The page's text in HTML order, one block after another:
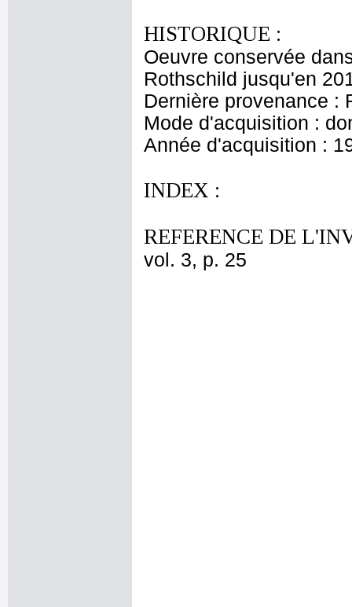
HISTORIQUE :
Oeuvre conservée
Rothschild jusqu'en
Dernière provenance :
Mode d'acquisition :
Année d'acquisition :
INDEX :
REFERENCE DE
vol. 3, p. 25